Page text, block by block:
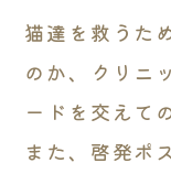
猫達を救うた
のか、クリニ
ードを交えて
また、啓発ポ